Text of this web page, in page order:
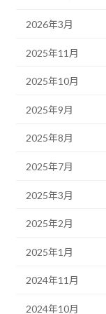
2026年3月
2025年11月
2025年10月
2025年9月
2025年8月
2025年7月
2025年3月
2025年2月
2025年1月
2024年11月
2024年10月